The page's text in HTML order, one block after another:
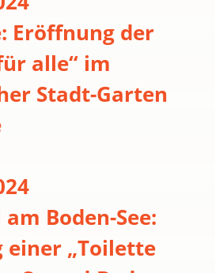
Eröffnung der
alle“ im
Stadt-Garten
Boden-See:
einer „Toilette